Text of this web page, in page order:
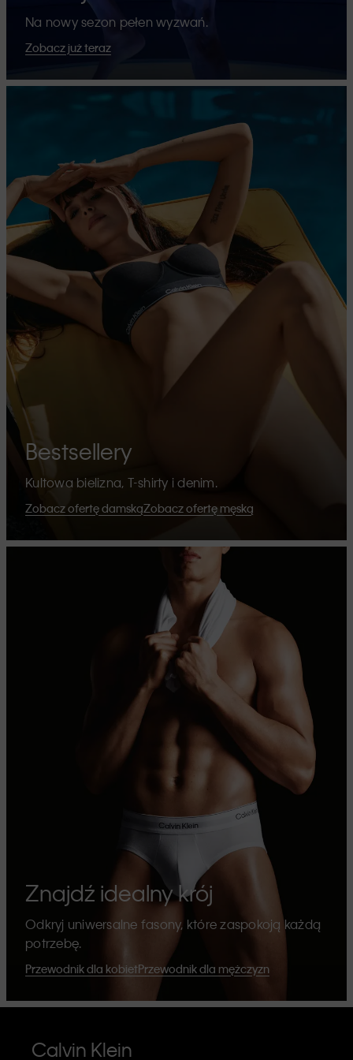
Na nowy sezon pełen wyzwań.
Zobacz już teraz
Bestsellery
Kultowa bielizna, T-shirty i denim.
Zobacz ofertę damskąZobacz ofertę męską
Znajdź idealny krój
Odkryj uniwersalne fasony, które zaspokoją każdą
potrzebę.
Przewodnik dla kobietPrzewodnik dla mężczyzn
Calvin Klein